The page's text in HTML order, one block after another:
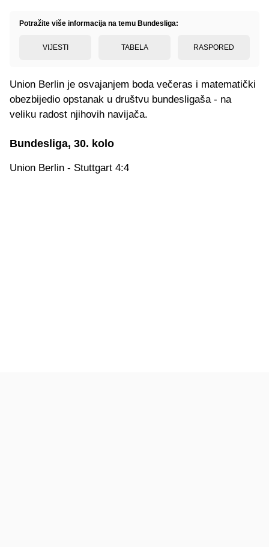
Potražite više informacija na temu Bundesliga:
VIJESTI TABELA RASPORED
Union Berlin je osvajanjem boda večeras i matematički
obezbijedio opstanak u društvu bundesligaša - na
veliku radost njihovih navijača.
Bundesliga, 30. kolo
Union Berlin - Stuttgart 4:4